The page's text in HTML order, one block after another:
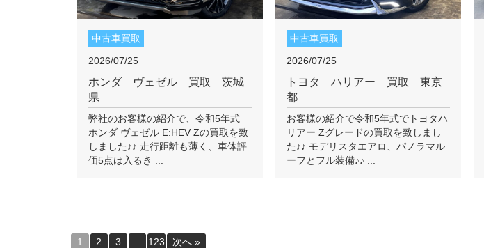
中古車買取
2026/07/25
ホンダ ヴェゼル 買取 茨城
県
弊社のお客様の紹介で、令和5年式
ホンダ ヴェゼル E:HEV Zの買取を致
しました♪♪ 走行距離も薄く、車体評
価5点は入るき ...
中古車買取
2026/07/25
トヨタ ハリアー 買取 東京
都
お客様の紹介で令和5年式でトヨタハ
リアー Zグレードの買取を致しまし
た♪♪ モデリスタエアロ、パノラマル
ーフとフル装備♪♪ ...
1 2 3 123 次へ »